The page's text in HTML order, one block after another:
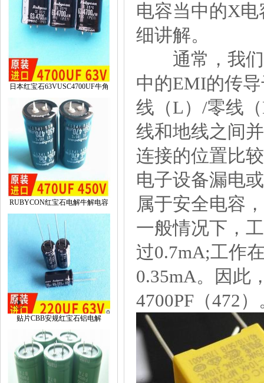
日本红宝石63VUSC4700UF牛角
RUBYCON红宝石电解牛解电容
贴片CBB安规红宝石铝电解
电容当中的X
细讲解。
通常，我们
中的EMI的传
线（L）/零线
线和地线之间
连接的位置比
电子设备漏电
属于安全电容
一般情况下，
过0.7mA;工作
0.35mA。因此
4700PF（472）